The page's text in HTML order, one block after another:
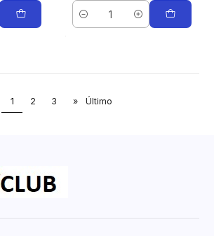
Cantidad
1 2 3 » Último